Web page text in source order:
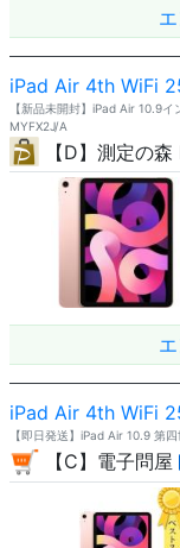
iPad Air 4th WiFi
【新品未開封】iPad Air 10.9
MYFX2J/A
【D】測定の
iPad Air 4th WiFi
【即日発送】iPad Air 10.9 第
【C】電子問屋